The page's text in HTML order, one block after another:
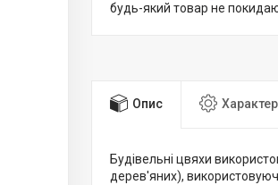
будь-який товар не
Опис
Будівельні цвяхи
дерев'яних),